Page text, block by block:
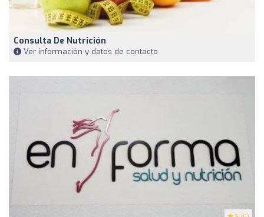
Consulta De Nutrición
Ver información y datos de contacto